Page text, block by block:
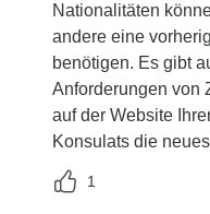
Nationalitäten
andere eine
benötigen. Es gibt
Anforderungen von
auf der Website
Konsulats die
1